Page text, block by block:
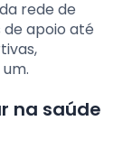
rede de
de apoio até
na saúde